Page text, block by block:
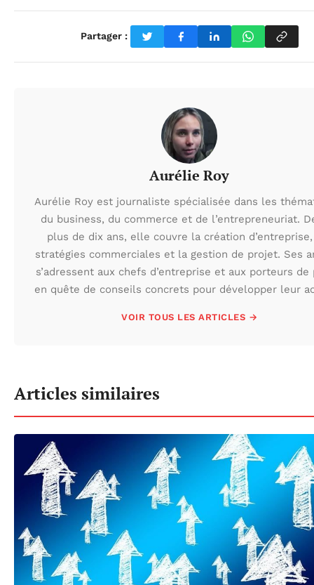
Partager :
Aurélie Roy
Aurélie Roy est journaliste spécialisée dans les
du business, du commerce et de l’entrepreneuriat.
plus de dix ans, elle couvre la création
stratégies commerciales et la gestion de projet. Ses
s’adressent aux chefs d’entreprise et aux porteurs de
en quête de conseils concrets pour développer leur
VOIR TOUS LES ARTICLES →
Articles similaires